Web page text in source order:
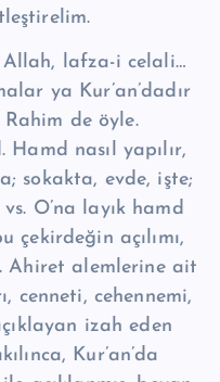
Allah, lafza-i celali…
ya Kur’an’dadır
de öyle.
nasıl yapılır,
sokakta, evde, işte;
O’na layık hamd
çekirdeğin açılımı,
Ahiret alemlerine ait
cenneti, cehennemi,
izah eden
Kur’an’da